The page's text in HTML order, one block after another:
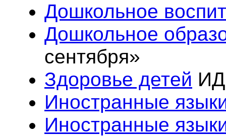
Дошкольное
Дошкольное
сентября»
Здоровье детей
Иностранные
Иностранные